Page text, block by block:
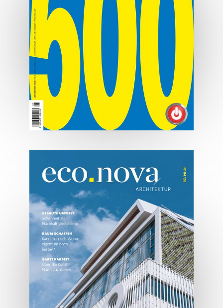
07/2026
Tirols Top 500 - Juli/August
2026
JETZT BESTELLEN
ONLINE LESEN